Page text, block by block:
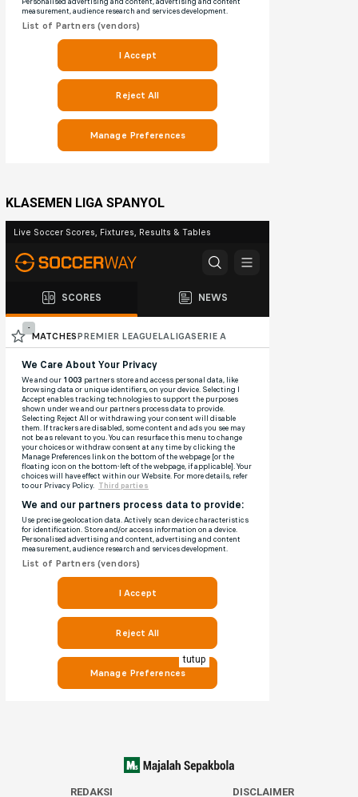
KLASEMEN LIGA SPANYOL
REDAKSI DISCLAIMER
tutup